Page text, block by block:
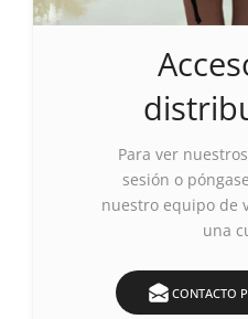
Para ver
sesión o
nuestro equipo de
una
CONTACTO